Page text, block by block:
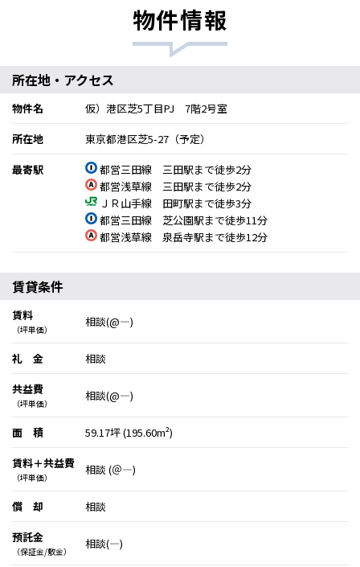
物件情報
所在地・アクセス
物件名
仮）港区芝5丁目PJ 7階2号室
所在地
東京都港区芝5-27（予定）
最寄駅
都営三田線 三田駅まで徒歩2分
都営浅草線 三田駅まで徒歩2分
ＪＲ山手線 田町駅まで徒歩3分
都営三田線 芝公園駅まで徒歩11分
都営浅草線 泉岳寺駅まで徒歩12分
賃貸条件
賃料
（坪単価）
相談(@―)
礼 金
相談
共益費
（坪単価）
相談(@―)
面 積
59.17坪 (195.60m²)
賃料＋共益費
（坪単価）
相談 (＠―)
償 却
相談
預託金
（保証金/敷金）
相談(―)